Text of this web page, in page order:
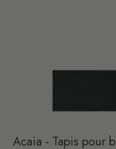
Acaia - Tapis pour